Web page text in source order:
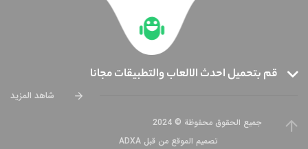
قم بتحميل احدث الالعاب والتطبيقات مجانا
شاهد المزيد
جميع الحقوق محفوظة © 2024
تصميم الموقع من قبل ADXA